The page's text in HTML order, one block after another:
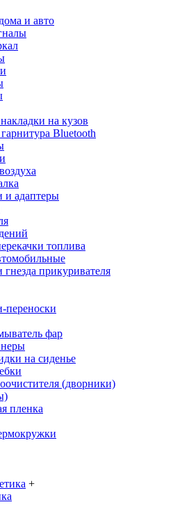
и авто
на кузов
Bluetooth
и адаптеры
топлива
гнезда прикуривателя
переноски
фар
на сиденье
(дворники)
пленка
+